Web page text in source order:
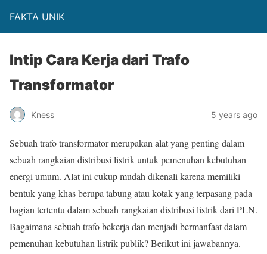
FAKTA UNIK
Intip Cara Kerja dari Trafo
Transformator
Kness 5 years ago
Sebuah trafo transformator merupakan alat yang penting dalam
sebuah rangkaian distribusi listrik untuk pemenuhan kebutuhan
energi umum. Alat ini cukup mudah dikenali karena memiliki
bentuk yang khas berupa tabung atau kotak yang terpasang pada
bagian tertentu dalam sebuah rangkaian distribusi listrik dari PLN.
Bagaimana sebuah trafo bekerja dan menjadi bermanfaat dalam
pemenuhan kebutuhan listrik publik? Berikut ini jawabannya.